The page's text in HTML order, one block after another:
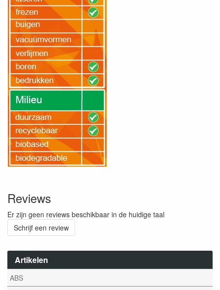
Artikelen
ABS
Reviews
Er zijn geen reviews beschikbaar in de huidige taal
Schrijf een review